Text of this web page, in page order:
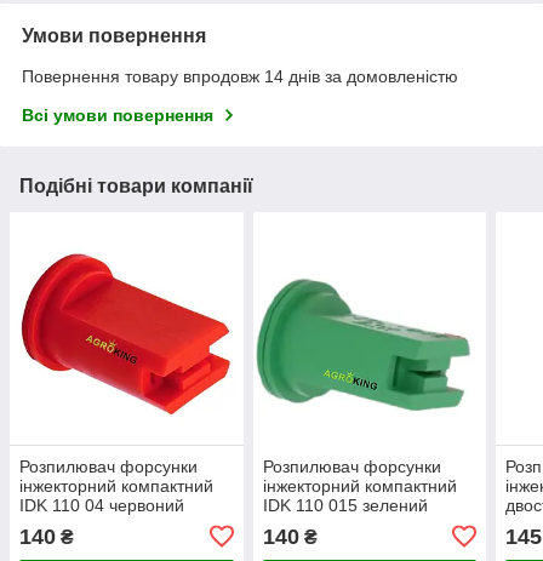
Умови повернення
Повернення товару впродовж 14 днів за домовленістю
Всі умови повернення
Подібні товари компанії
Розпилювач форсунки
інжекторний компактний
IDK 110 04 червоний
140 ₴
Розпилювач форсунки
інжекторний компактний
IDK 110 015 зелений
140₴ 145